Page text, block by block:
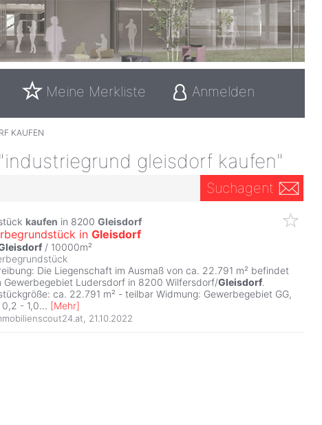
Meine Merkliste Anmelden
KAUFEN
gleisdorf kaufen"
Suchagent
kaufen in 8200 Gleisdorf
in Gleisdorf
/ 10000m²
Die Liegenschaft im Ausmaß von ca. 22.791 m² befindet
Gewerbegebiet Ludersdorf in 8200 Wilfersdorf/Gleisdorf.
ca. 22.791 m² - teilbar Widmung: Gewerbegebiet GG,
- 1,0... [Mehr]
21.10.2022